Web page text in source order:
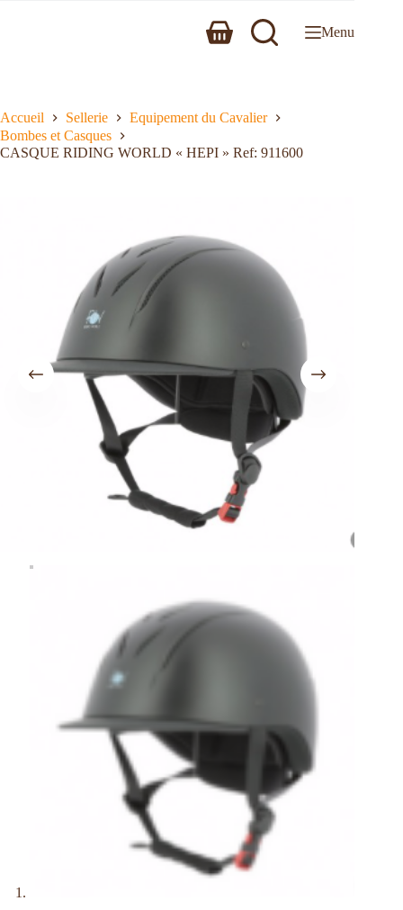
Menu
Accueil Sellerie
Equipement du Cavalier
Bombes et Casques
CASQUE RIDING WORLD « HEPI » Ref: 911600